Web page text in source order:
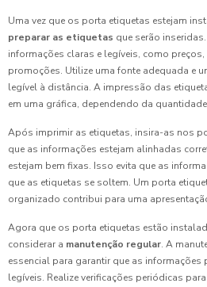
Uma vez que os porta etiquetas estejam
preparar as etiquetas que serão
informações claras e legíveis, como
promoções. Utilize uma fonte adequada e
legível à distância. A impressão das
em uma gráfica, dependendo da
Após imprimir as etiquetas, insira-as nos
que as informações estejam alinhadas
estejam bem fixas. Isso evita que as
que as etiquetas se soltem. Um porta
organizado contribui para uma
Agora que os porta etiquetas estão
considerar a manutenção regular. A
essencial para garantir que as informações
legíveis. Realize verificações periódicas